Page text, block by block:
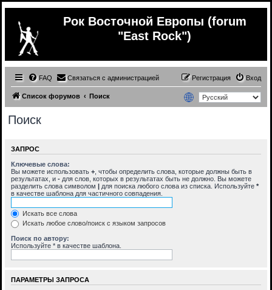
Рок Восточной Европы (forum
"East Rock")
FAQ Связаться с администрацией Вход
Регистрация
Список форумов Поиск
Поиск
ЗАПРОС
Ключевые слова:
Вы можете использовать + , чтобы определить слова, которые должны быть в
результатах, и - для слов, которых в результатах быть не должно. Вы можете
разделить слова символом | для поиска любого слова из списка. Используйте *
в качестве шаблона для частичного совпадения.
Искать все слова
Искать любое слово/поиск с языком запросов
Поиск по автору:
Используйте * в качестве шаблона.
ПАРАМЕТРЫ ЗАПРОСА